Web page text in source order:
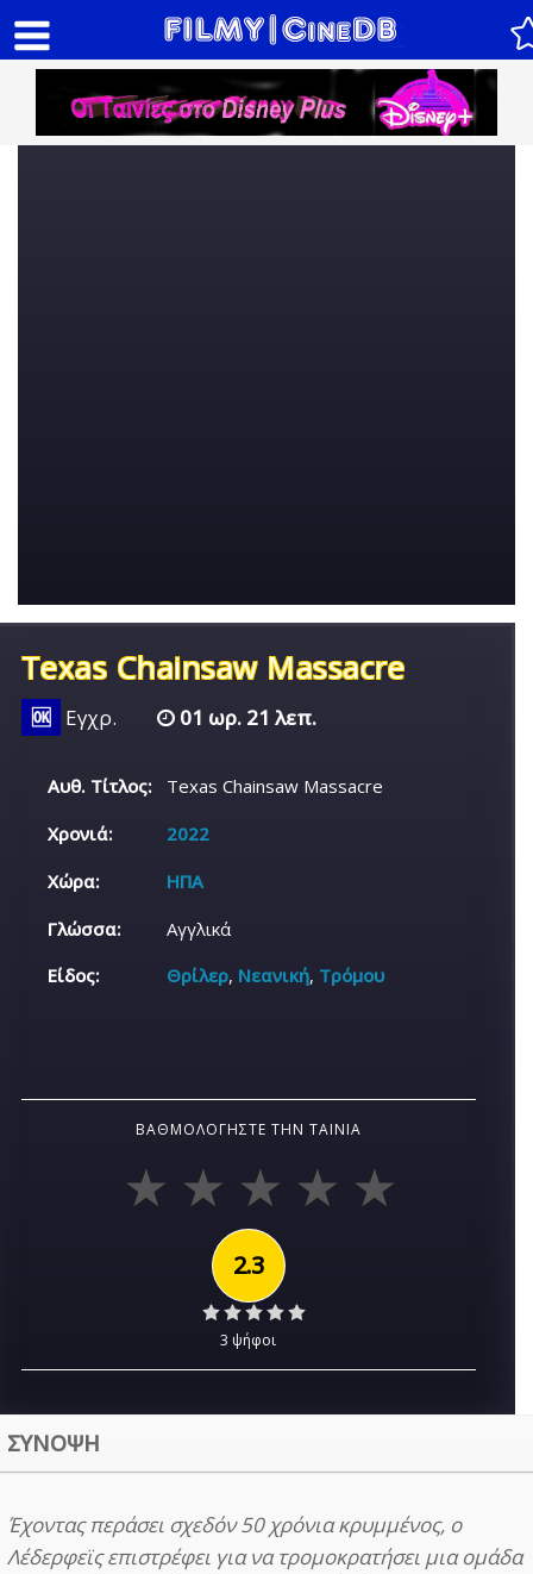
Texas Chainsaw Massacre
🆗 Εγχρ. 01 ωρ. 21 λεπ.
Αυθ. Τίτλος:
Texas Chainsaw Massacre
Χρονιά:
2022
Χώρα:
ΗΠΑ
Γλώσσα:
Αγγλικά
Είδος:
Θρίλερ, Νεανική, Τρόμου
ΒΑΘΜΟΛΟΓΉΣΤΕ ΤΗΝ ΤΑΙΝΊΑ
2.3
3 ψήφοι
ΣΥΝΟΨΗ
Έχοντας περάσει σχεδόν 50 χρόνια κρυμμένος, ο
Λέδερφεϊς επιστρέφει για να τρομοκρατήσει μια ομάδα